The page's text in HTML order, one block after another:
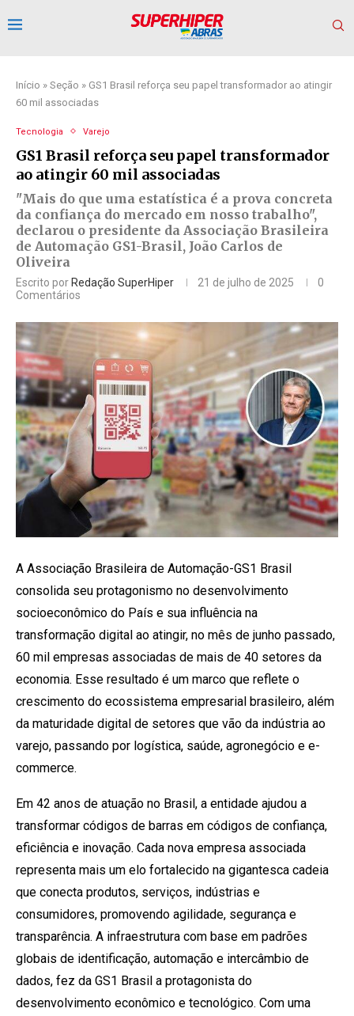
Início » Seção » GS1 Brasil reforça seu papel transformador ao atingir
60 mil associadas
Tecnologia Varejo
GS1 Brasil reforça seu papel transformador
ao atingir 60 mil associadas
"Mais do que uma estatística é a prova concreta
da confiança do mercado em nosso trabalho",
declarou o presidente da Associação Brasileira
de Automação GS1-Brasil, João Carlos de
Oliveira
Escrito porRedação SuperHiper 21 de julho de 2025
0
Comentários
A Associação Brasileira de Automação-GS1 Brasil
consolida seu protagonismo no desenvolvimento
socioeconômico do País e sua influência na
transformação digital ao atingir, no mês de junho passado,
60 mil empresas associadas de mais de 40 setores da
economia. Esse resultado é um marco que reflete o
crescimento do ecossistema empresarial brasileiro, além
da maturidade digital de setores que vão da indústria ao
varejo, passando por logística, saúde, agronegócio e e-
commerce.
Em 42 anos de atuação no Brasil, a entidade ajudou a
transformar códigos de barras em códigos de confiança,
eficiência e inovação. Cada nova empresa associada
representa mais um elo fortalecido na gigantesca cadeia
que conecta produtos, serviços, indústrias e
consumidores, promovendo agilidade, segurança e
transparência. A infraestrutura com base em padrões
globais de identificação, automação e intercâmbio de
dados, fez da GS1 Brasil a protagonista do
desenvolvimento econômico e tecnológico. Com uma